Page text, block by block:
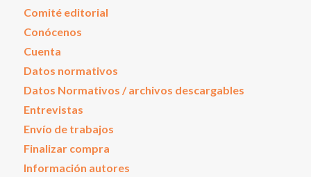
Comité editorial
Conócenos
Cuenta
Datos normativos
Datos Normativos / archivos descargables
Entrevistas
Envío de trabajos
Finalizar compra
Información autores